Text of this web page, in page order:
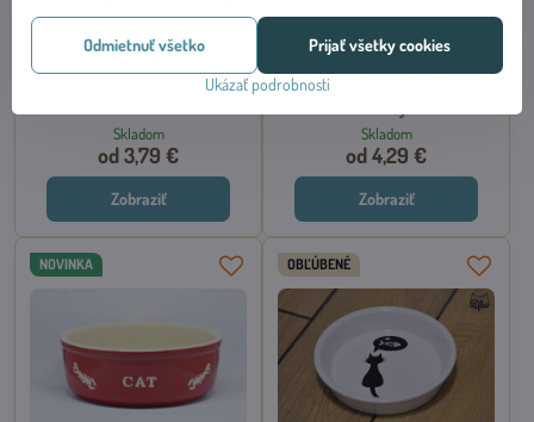
Zentangle 0,3l/12 cm, Trixie
Skladom
od 3,79 €
Zobraziť
sivá Cute 0,25l/12x4,5 cm,
Skladom
od 4,29 €
Zobraziť
NOVINKA OBĽÚBENÉ
Ukázať podrobnosti
Prijať všetky cookies
Odmietnuť všetko